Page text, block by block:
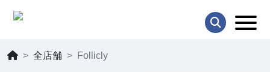
全店舗 Follicly